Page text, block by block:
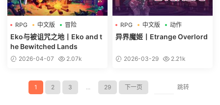
RPG 中文版 冒险
Eko与被诅咒之地丨Eko and t
he Bewitched Lands
2026-04-07 2.07k
RPG 中文版 动作
异界魔姬丨Etrange Overlord
2026-03-29 2.21k
1 2 3 ... 29 下一页 跳转